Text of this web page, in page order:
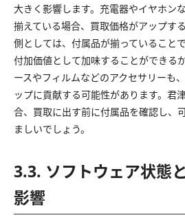
大きく影響します。充電器やイヤホン
揃えている場合、買取価格がアップす
側としては、付属品が揃っていること
付加価値として加味することができる
ースやフィルムなどのアクセサリーも
ップに貢献する可能性があります。君
合、買取に出す前に付属品を確認し、
ましいでしょう。
3.3. ソフトウェア状態
影響